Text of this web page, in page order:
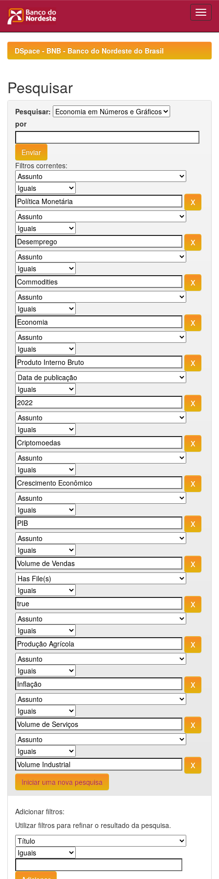
navigationDSpace - BNB - Banco do Nordeste do Brasil
Pesquisar
Pesquisar:
por
Filtros correntes:
Iniciar uma nova pesquisa
Adicionar filtros:
Utilizar filtros para refinar o resultado da pesquisa.